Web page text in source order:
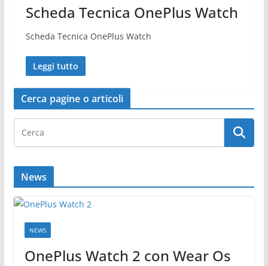
Scheda Tecnica OnePlus Watch
Scheda Tecnica OnePlus Watch
Leggi tutto
Cerca pagine o articoli
News
NEWS
OnePlus Watch 2 con Wear Os